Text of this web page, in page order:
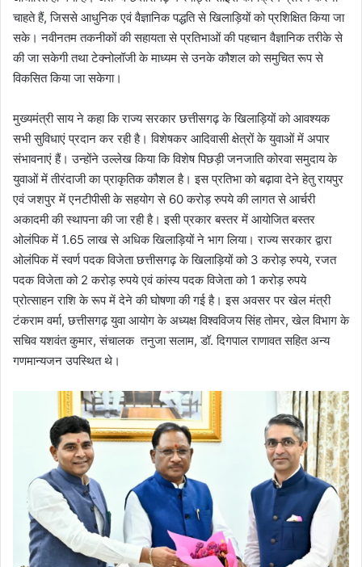
चाहते हैं, जिससे आधुनिक एवं वैज्ञानिक पद्धति से खिलाड़ियों को प्रशिक्षित किया जा
सके। नवीनतम तकनीकों की सहायता से प्रतिभाओं की पहचान वैज्ञानिक तरीके से
की जा सकेगी तथा टेक्नोलॉजी के माध्यम से उनके कौशल को समुचित रूप से
विकसित किया जा सकेगा।
मुख्यमंत्री साय ने कहा कि राज्य सरकार छत्तीसगढ़ के खिलाड़ियों को आवश्यक
सभी सुविधाएं प्रदान कर रही है। विशेषकर आदिवासी क्षेत्रों के युवाओं में अपार
संभावनाएं हैं। उन्होंने उल्लेख किया कि विशेष पिछड़ी जनजाति कोरवा समुदाय के
युवाओं में तीरंदाजी का प्राकृतिक कौशल है। इस प्रतिभा को बढ़ावा देने हेतु रायपुर
एवं जशपुर में एनटीपीसी के सहयोग से 60 करोड़ रुपये की लागत से आर्चरी
अकादमी की स्थापना की जा रही है। इसी प्रकार बस्तर में आयोजित बस्तर
ओलंपिक में 1.65 लाख से अधिक खिलाड़ियों ने भाग लिया। राज्य सरकार द्वारा
ओलंपिक में स्वर्ण पदक विजेता छत्तीसगढ़ के खिलाड़ियों को 3 करोड़ रुपये, रजत
पदक विजेता को 2 करोड़ रुपये एवं कांस्य पदक विजेता को 1 करोड़ रुपये
प्रोत्साहन राशि के रूप में देने की घोषणा की गई है। इस अवसर पर खेल मंत्री
टंकराम वर्मा, छत्तीसगढ़ युवा आयोग के अध्यक्ष विश्वविजय सिंह तोमर, खेल विभाग के
सचिव यशवंत कुमार, संचालक तनुजा सलाम, डॉ. दिगपाल राणावत सहित अन्य
गणमान्यजन उपस्थित थे।